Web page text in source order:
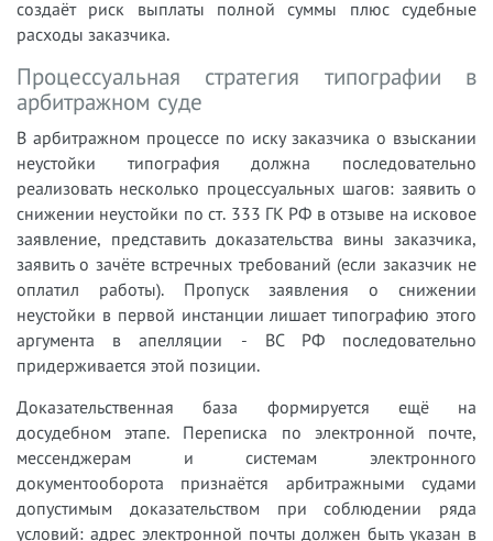
создаёт риск выплаты полной суммы плюс судебные
расходы заказчика.
Процессуальная стратегия типографии в
арбитражном суде
В арбитражном процессе по иску заказчика о взыскании
неустойки типография должна последовательно
реализовать несколько процессуальных шагов: заявить о
снижении неустойки по ст. 333 ГК РФ в отзыве на исковое
заявление, представить доказательства вины заказчика,
заявить о зачёте встречных требований (если заказчик не
оплатил работы). Пропуск заявления о снижении
неустойки в первой инстанции лишает типографию этого
аргумента в апелляции - ВС РФ последовательно
придерживается этой позиции.
Доказательственная база формируется ещё на
досудебном этапе. Переписка по электронной почте,
мессенджерам и системам электронного
документооборота признаётся арбитражными судами
допустимым доказательством при соблюдении ряда
условий: адрес электронной почты должен быть указан в